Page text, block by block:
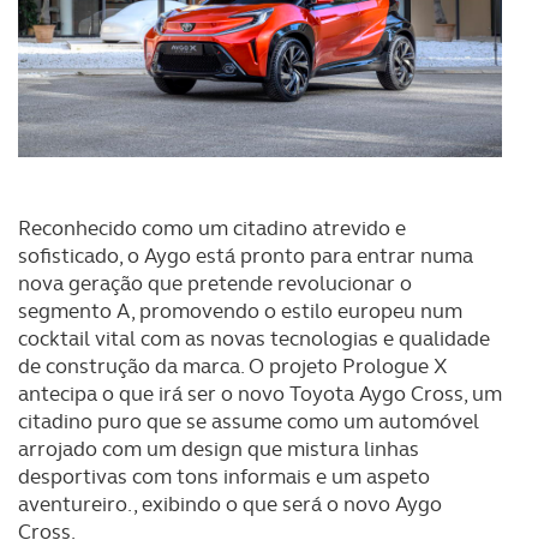
Reconhecido como um citadino atrevido e
sofisticado, o Aygo está pronto para entrar numa
nova geração que pretende revolucionar o
segmento A, promovendo o estilo europeu num
cocktail vital com as novas tecnologias e qualidade
de construção da marca. O projeto Prologue X
antecipa o que irá ser o novo Toyota Aygo Cross, um
citadino puro que se assume como um automóvel
arrojado com um design que mistura linhas
desportivas com tons informais e um aspeto
aventureiro., exibindo o que será o novo Aygo
Cross.